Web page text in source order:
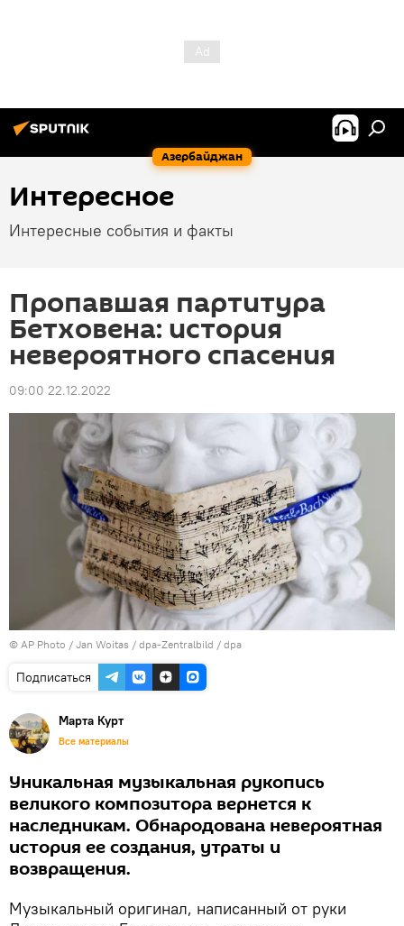
Азербайджан
Интересное
Интересные события и факты
Пропавшая партитура
Бетховена: история
невероятного спасения
09:00 22.12.2022
© AP Photo / Jan Woitas / dpa-Zentralbild / dpa
Подписаться
Марта Курт
Все материалы
Уникальная музыкальная рукопись
великого композитора вернется к
наследникам. Обнародована невероятная
история ее создания, утраты и
возвращения.
Музыкальный оригинал, написанный от руки